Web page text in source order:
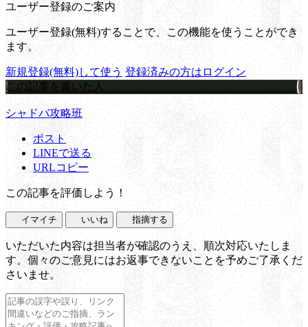
ユーザー登録のご案内
ユーザー登録(無料)することで、この機能を使うことができ
ます。
新規登録(無料)して使う 登録済みの方はログイン
この記事を書いた人
シャドバ攻略班
ポスト
LINEで送る
URLコピー
この記事を評価しよう！
イマイチ いいね 指摘する
いただいた内容は担当者が確認のうえ、順次対応いたしま
す。個々のご意見にはお返事できないことを予めご了承くだ
さいませ。